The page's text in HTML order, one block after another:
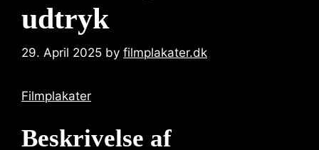
udtryk
29. April 2025 by filmplakater.dk
Filmplakater
Beskrivelse af